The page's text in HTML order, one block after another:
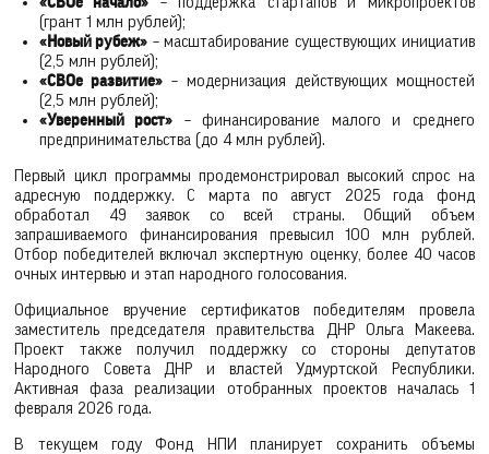
(грант 1 млн рублей);
«Новый рубеж» – масштабирование существующих инициатив
(2,5 млн рублей);
«СВОе развитие»– модернизация действующих мощностей
(2,5 млн рублей);
«Уверенный рост» – финансирование малого и среднего
предпринимательства (до 4 млн рублей).
Первый цикл программы продемонстрировал высокий спрос на
адресную поддержку. С марта по август 2025 года фонд
обработал 49 заявок со всей страны. Общий объем
запрашиваемого финансирования превысил 100 млн рублей.
Отбор победителей включал экспертную оценку, более 40 часов
очных интервью и этап народного голосования.
Официальное вручение сертификатов победителям провела
заместитель председателя правительства ДНР Ольга Макеева.
Проект также получил поддержку со стороны депутатов
Народного Совета ДНР и властей Удмуртской Республики.
Активная фаза реализации отобранных проектов началась 1
февраля 2026 года.
В текущем году Фонд НПИ планирует сохранить объемы